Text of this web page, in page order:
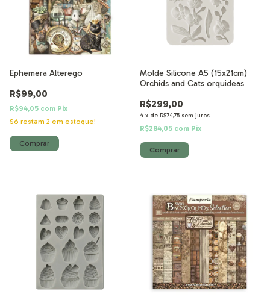
Ephemera Alterego
R$99,00
R$94,05 com Pix
Só restam 2 em estoque!
Molde Silicone A5 (15x21cm)
Orchids and Cats orquideas
R$299,00
4 x de R$74,75 sem juros
R$284,05 com Pix